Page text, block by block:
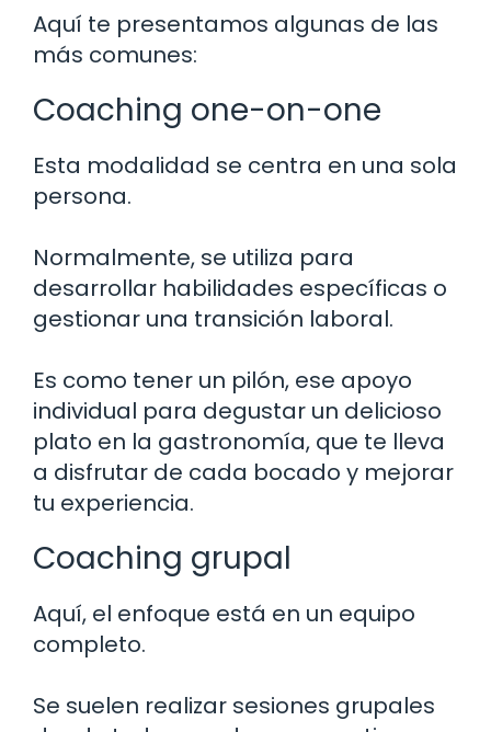
Aquí te presentamos algunas de las
más comunes:
Coaching one-on-one
Esta modalidad se centra en una sola
persona.
Normalmente, se utiliza para
desarrollar habilidades específicas o
gestionar una transición laboral.
Es como tener un pilón, ese apoyo
individual para degustar un delicioso
plato en la gastronomía, que te lleva
a disfrutar de cada bocado y mejorar
tu experiencia.
Coaching grupal
Aquí, el enfoque está en un equipo
completo.
Se suelen realizar sesiones grupales